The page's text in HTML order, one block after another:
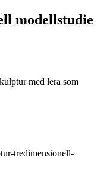
modellstudie
med lera som
tredimensionell-